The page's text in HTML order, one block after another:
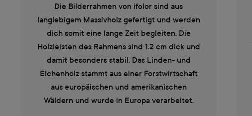
Die Bilderrahmen von ifolor sind aus
langlebigem Massivholz gefertigt und werden
dich somit eine lange Zeit begleiten. Die
Holzleisten des Rahmens sind 1.2 cm dick und
damit besonders stabil. Das Linden- und
Eichenholz stammt aus einer Forstwirtschaft
aus europäischen und amerikanischen
Wäldern und wurde in Europa verarbeitet.